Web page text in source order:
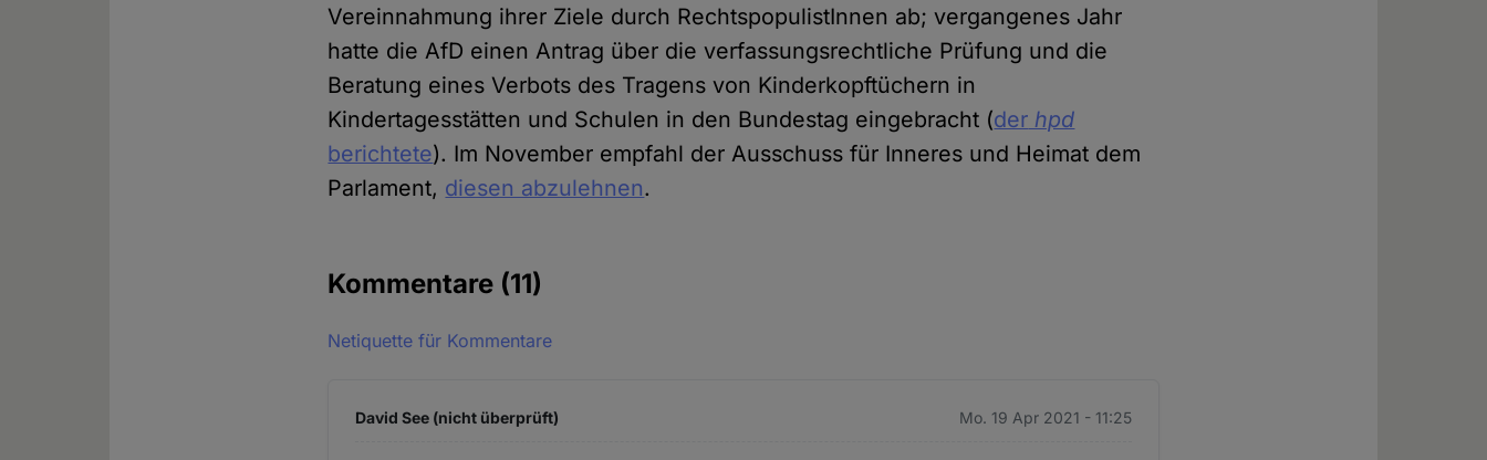
Vereinnahmung ihrer Ziele durch RechtspopulistInnen ab; vergangenes Jahr
hatte die AfD einen Antrag über die verfassungsrechtliche Prüfung und die
Beratung eines Verbots des Tragens von Kinderkopftüchern in
Kindertagesstätten und Schulen in den Bundestag eingebracht (der hpd
berichtete). Im November empfahl der Ausschuss für Inneres und Heimat dem
Parlament, diesen abzulehnen.
Kommentare (11)
Netiquette für Kommentare
David See (nicht überprüft) Mo. 19 Apr 2021 - 11:25